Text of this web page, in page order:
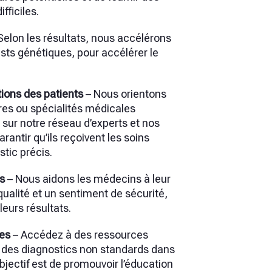
les résultats, nous accélérons
génétiques, pour accélérer le
des patients– Nous orientons
ou spécialités médicales
notre réseau d’experts et nos
qu’ils reçoivent les soins
précis.
– Nous aidons les médecins à leur
et un sentiment de sécurité,
résultats.
– Accédez à des ressources
diagnostics non standards dans
est de promouvoir l’éducation